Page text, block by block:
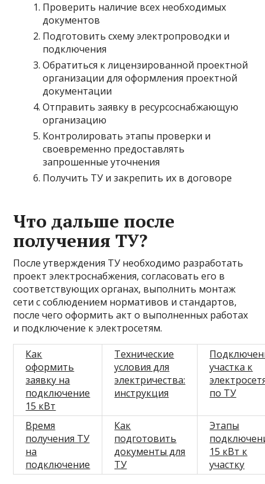
Проверить наличие всех необходимых
документов
Подготовить схему электропроводки и
подключения
Обратиться к лицензированной проектной
организации для оформления проектной
документации
Отправить заявку в ресурсоснабжающую
организацию
Контролировать этапы проверки и
своевременно предоставлять
запрошенные уточнения
Получить ТУ и закрепить их в договоре
Что дальше после
получения ТУ?
После утверждения ТУ необходимо разработать
проект электроснабжения, согласовать его в
соответствующих органах, выполнить монтаж
сети с соблюдением нормативов и стандартов,
после чего оформить акт о выполненных работах
и подключение к электросетям.
Как
оформить
заявку на
подключение
15 кВт
Технические
условия для
электричества:
инструкция
участка к
по ТУ
Время
получения ТУ
на
подключение
Как
подготовить
документы для
ТУ
Этапы
15 кВт к
участку